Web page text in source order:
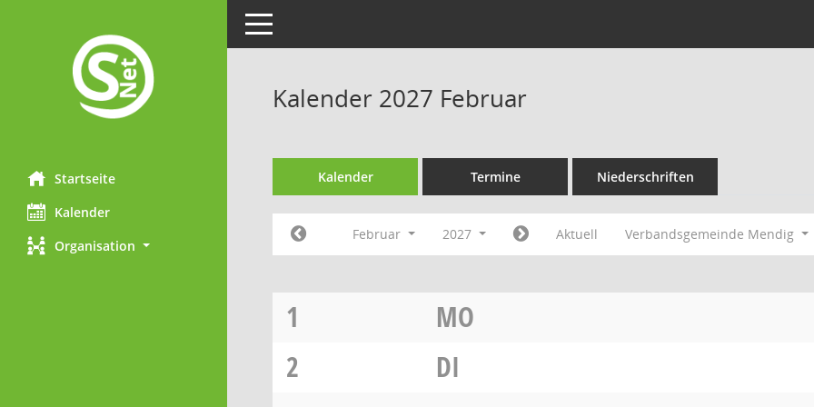
Startseite
Kalender
Organisation
Toggle navigation
Kalender 2027 Februar
Kalender Termine Niederschriften
Februar 2027 Aktuell Verbandsgemeinde Mendig
1
MO
2
DI